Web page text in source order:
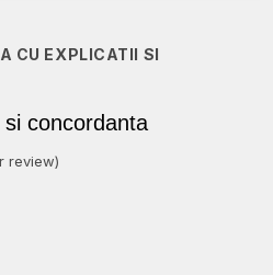
CU EXPLICATII SI
si concordanta
review)